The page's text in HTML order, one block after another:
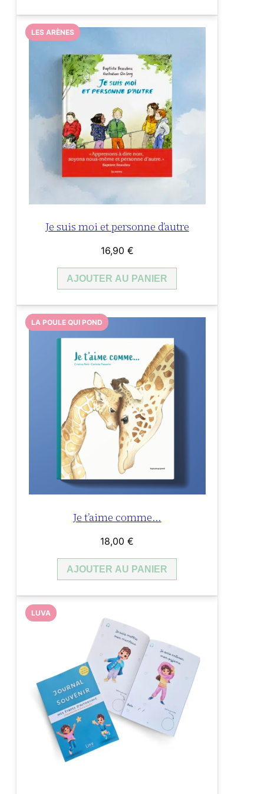
Je suis moi et personne d’autre
LES ARÈNES
16,90 €
AJOUTER AU PANIER
Je t’aime comme…
LA POULE QUI POND
18,00€
AJOUTER AU PANIER
LUVA